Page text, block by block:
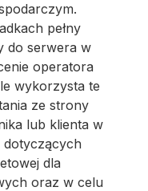
pełny
do serwera w
operatora
wykorzysta te
ze strony
lub klienta w
dla
oraz w celu